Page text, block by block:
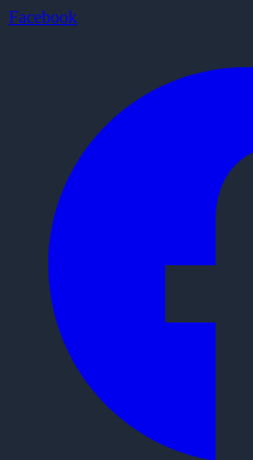
Facebook